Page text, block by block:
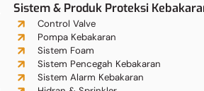
Sistem & Produk Proteksi
Control Valve
Pompa Kebakaran
Sistem Foam
Sistem Pencegah Kebakaran
Sistem Alarm Kebakaran